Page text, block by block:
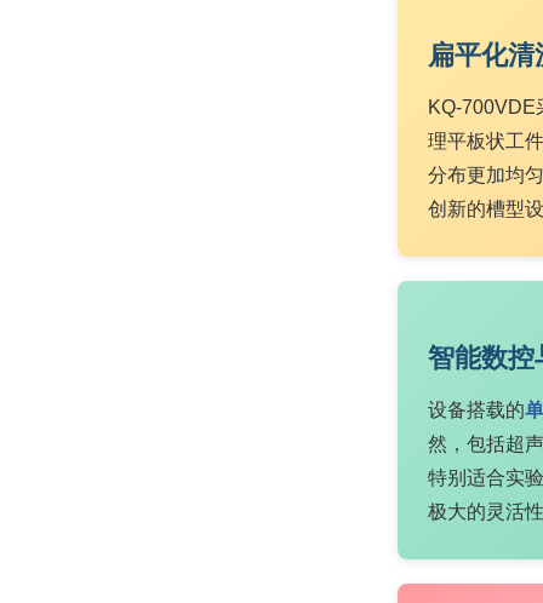
扁平化
KQ-700VDE
理平板状工
分布更加均
创新的槽型
智能数控
设备搭载的
然，包括超
特别适合实
极大的灵活